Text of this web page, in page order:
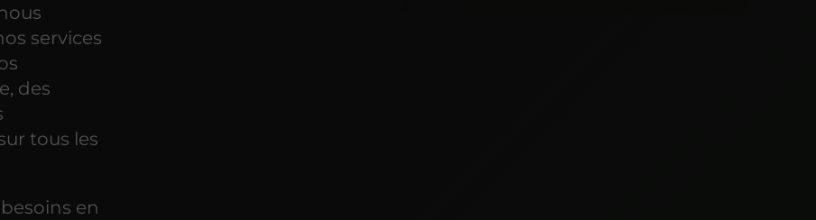
services
des
tous les
en